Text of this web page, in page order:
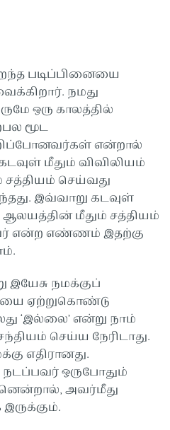
படிப்பினையை
நமது
ஒரு காலத்தில்
மூட
என்றால்
மீதும் விவிலியம்
செய்வது
இவ்வாறு கடவுள்
ஆலயத்தின் மீதும் சத்தியம்
என்ற எண்ணம் இதற்கு
நமக்குப்
ஏற்றுகொண்டு
‘இல்லை’ என்று நாம்
செய்ய நேரிடாது.
எதிரானது.
ஒருபோதும்
அவர்மீது